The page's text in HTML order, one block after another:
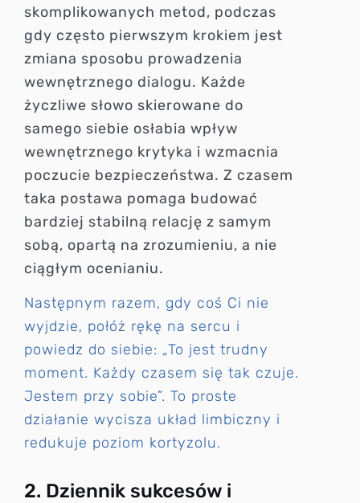
skomplikowanych metod, podczas
gdy często pierwszym krokiem jest
zmiana sposobu prowadzenia
wewnętrznego dialogu. Każde
życzliwe słowo skierowane do
samego siebie osłabia wpływ
wewnętrznego krytyka i wzmacnia
poczucie bezpieczeństwa. Z czasem
taka postawa pomaga budować
bardziej stabilną relację z samym
sobą, opartą na zrozumieniu, a nie
ciągłym ocenianiu.
Następnym razem, gdy coś Ci nie
wyjdzie, połóż rękę na sercu i
powiedz do siebie: „To jest trudny
moment. Każdy czasem się tak czuje.
Jestem przy sobie”. To proste
działanie wycisza układ limbiczny i
redukuje poziom kortyzolu.
2. Dziennik sukcesów i